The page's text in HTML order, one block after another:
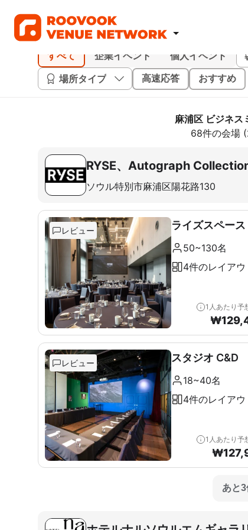
すべて 企業イベント 個人イベント
場所タイプ
高速応答 おすすめ
麻浦区 ビジネス
68件の会場
RYSE、Autograph
ソウル特別市麻浦区陽花路130
レビュー ライズスペース
50~130名
4件のレイアウ
1人あたり予
₩
レビュー スタジオ C&D
18~40名
4件のレイアウ
1人あたり予
₩
あと